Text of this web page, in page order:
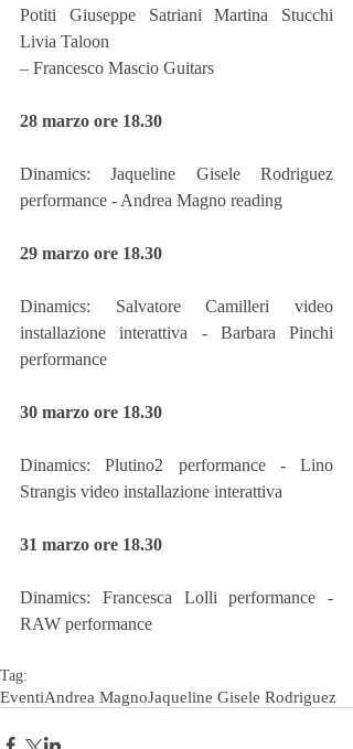
Potiti Giuseppe Satriani Martina Stucchi
Livia Taloon
– Francesco Mascio Guitars
28 marzo ore 18.30
Dinamics: Jaqueline Gisele Rodriguez
performance - Andrea Magno reading
29 marzo ore 18.30
Dinamics: Salvatore Camilleri video
installazione interattiva - Barbara Pinchi
performance
30 marzo ore 18.30
Dinamics: Plutino2 performance - Lino
Strangis video installazione interattiva
31 marzo ore 18.30
Dinamics: Francesca Lolli performance -
RAW performance
Tag:
EventiAndrea MagnoJaqueline Gisele Rodriguez